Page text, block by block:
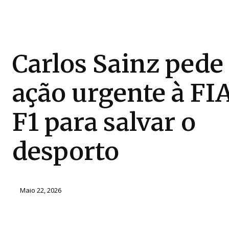
Carlos Sainz pede
ação urgente à
F1 para salvar o
desporto
Maio 22, 2026